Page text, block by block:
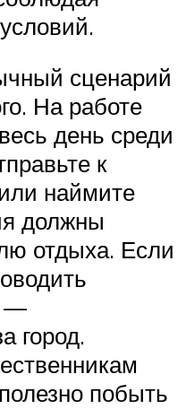
сценарий
На работе
день среди
к
наймите
должны
отдыха. Если
—
город.
побыть